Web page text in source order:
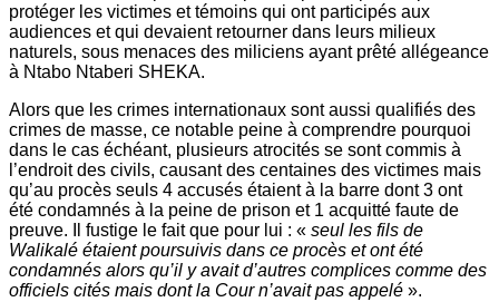
protéger les victimes et témoins qui ont participés aux
audiences et qui devaient retourner dans leurs milieux
naturels, sous menaces des miliciens ayant prêté allégeance
à Ntabo Ntaberi SHEKA.
Alors que les crimes internationaux sont aussi qualifiés des
crimes de masse, ce notable peine à comprendre pourquoi
dans le cas échéant, plusieurs atrocités se sont commis à
l’endroit des civils, causant des centaines des victimes mais
qu’au procès seuls 4 accusés étaient à la barre dont 3 ont
été condamnés à la peine de prison et 1 acquitté faute de
preuve. Il fustige le fait que pour lui : « seul les fils de
Walikalé étaient poursuivis dans ce procès et ont été
condamnés alors qu’il y avait d’autres complices comme des
officiels cités mais dont la Cour n’avait pas appelé ».